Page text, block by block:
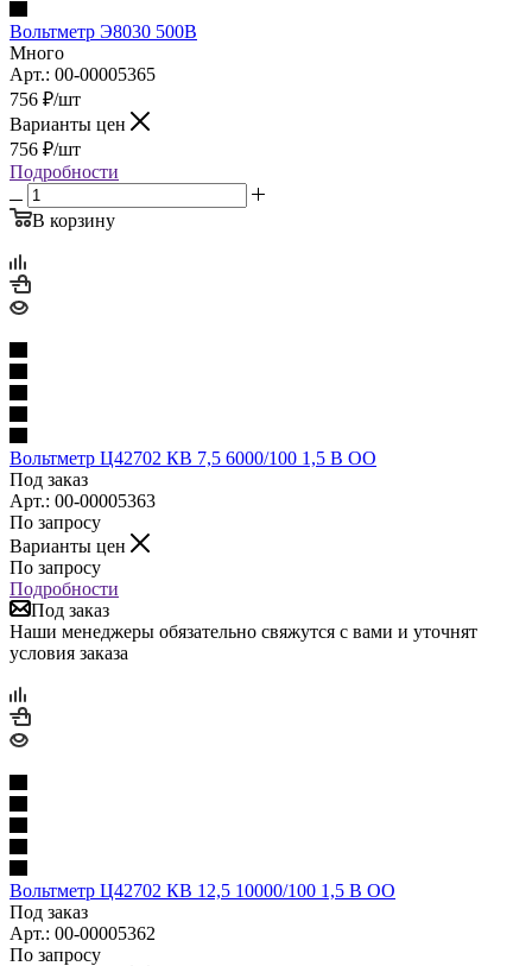
Вольтметр Э8030 500В
Много
Арт.: 00-00005365
756 ₽/шт
Варианты цен
756 ₽/шт
Подробности
В корзину
Вольтметр Ц42702 КВ 7,5 6000/100 1,5 В ОО
Под заказ
Арт.: 00-00005363
По запросу
Варианты цен
По запросу
Подробности
Под заказ
Наши менеджеры обязательно свяжутся с вами и уточнят
условия заказа
Вольтметр Ц42702 КВ 12,5 10000/100 1,5 В ОО
Под заказ
Арт.: 00-00005362
По запросу